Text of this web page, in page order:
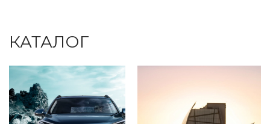
КАТАЛОГ